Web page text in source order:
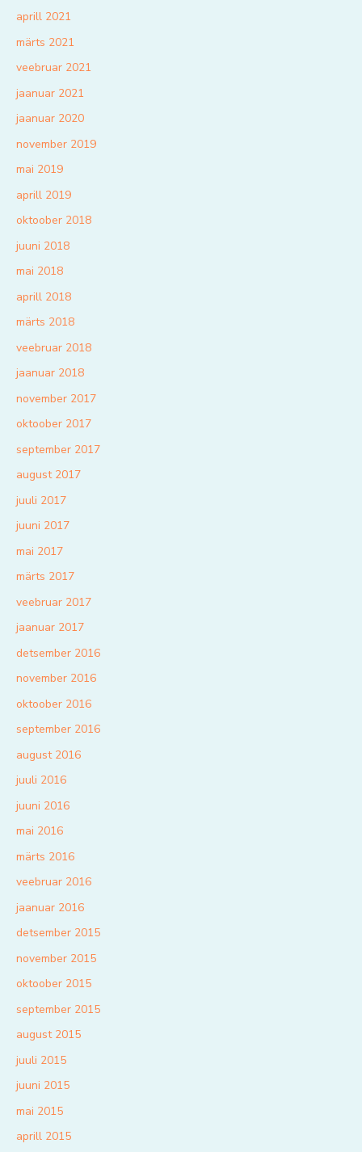
aprill 2021
märts 2021
veebruar 2021
jaanuar 2021
jaanuar 2020
november 2019
mai 2019
aprill 2019
oktoober 2018
juuni 2018
mai 2018
aprill 2018
märts 2018
veebruar 2018
jaanuar 2018
november 2017
oktoober 2017
september 2017
august 2017
juuli 2017
juuni 2017
mai 2017
märts 2017
veebruar 2017
jaanuar 2017
detsember 2016
november 2016
oktoober 2016
september 2016
august 2016
juuli 2016
juuni 2016
mai 2016
märts 2016
veebruar 2016
jaanuar 2016
detsember 2015
november 2015
oktoober 2015
september 2015
august 2015
juuli 2015
juuni 2015
mai 2015
aprill 2015